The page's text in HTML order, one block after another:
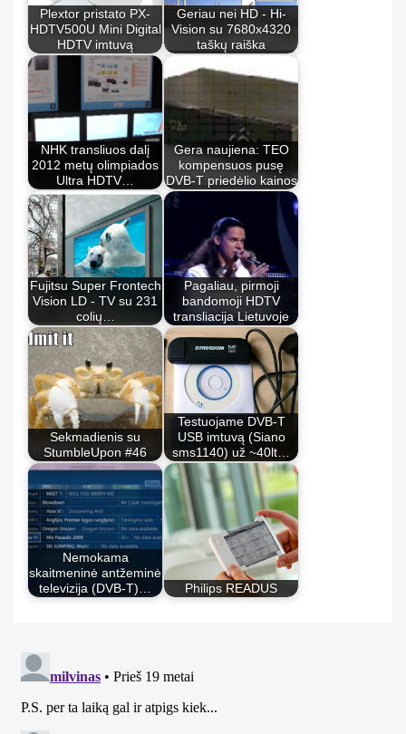
Plextor pristato PX-
HDTV500U Mini Digital
HDTV imtuvą
Geriau nei HD - Hi-
Vision su 7680x4320
taškų raiška
NHK transliuos dalį
2012 metų olimpiados
Ultra HDTV…
Gera naujiena: TEO
kompensuos pusę
DVB-T priedėlio kainos
Fujitsu Super Frontech
Vision LD - TV su 231
colių…
Pagaliau, pirmoji
bandomoji HDTV
transliacija Lietuvoje
Sekmadienis su
StumbleUpon #46
Testuojame DVB-T
USB imtuvą (Siano
sms1140) už ~40lt…
Nemokama
skaitmeninė antžeminė
televizija (DVB-T)…
Philips READUS